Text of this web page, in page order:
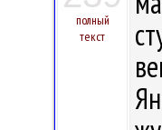
полный
текст